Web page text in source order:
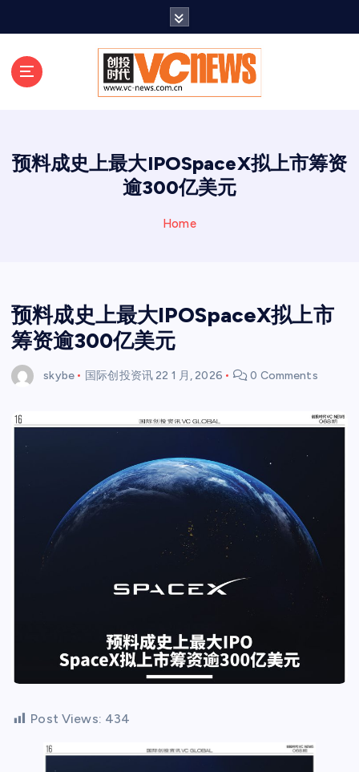
预料成史上最大IPOSpaceX拟上市筹资
逾300亿美元
Home
预料成史上最大IPOSpaceX拟上市
筹资逾300亿美元
skybe 国际创投资讯 22 1 月, 2026 0 Comments
Post Views: 434